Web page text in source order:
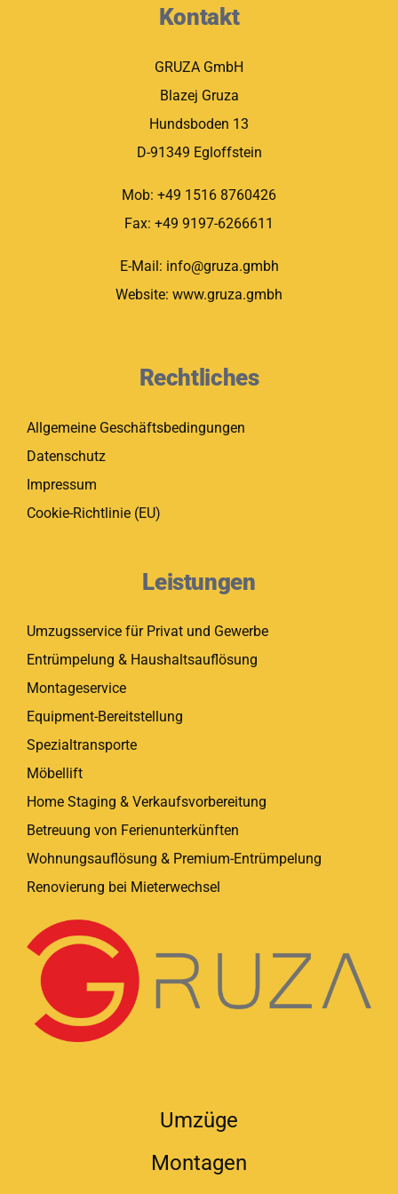
Kontakt
GRUZA GmbH
Blazej Gruza
Hundsboden 13
D-91349 Egloffstein
Mob: +49 1516 8760426
Fax: +49 9197-6266611
E-Mail: info@gruza.gmbh
Website: www.gruza.gmbh
Rechtliches
Allgemeine Geschäftsbedingungen
Datenschutz
Impressum
Cookie-Richtlinie (EU)
Leistungen
Umzugsservice für Privat und Gewerbe
Entrümpelung & Haushaltsauflösung
Montageservice
Equipment-Bereitstellung
Spezialtransporte
Möbellift
Home Staging & Verkaufsvorbereitung
Betreuung von Ferienunterkünften
Wohnungsauflösung & Premium-Entrümpelung
Renovierung bei Mieterwechsel
Umzüge
Montagen